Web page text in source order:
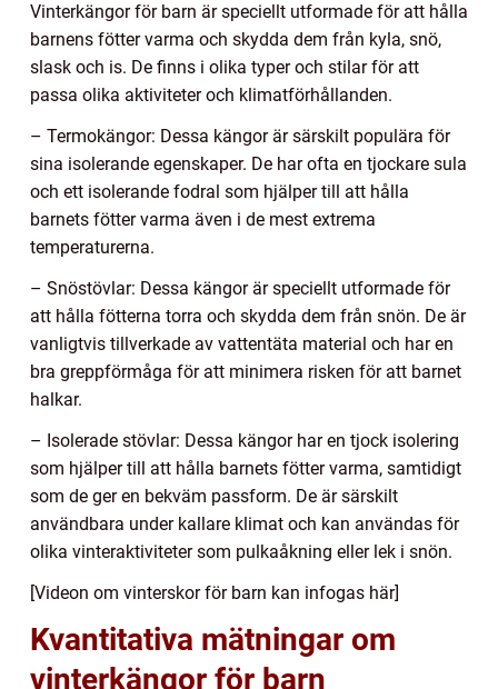
Vinterkängor för barn är speciellt utformade för att hålla
barnens fötter varma och skydda dem från kyla, snö,
slask och is. De finns i olika typer och stilar för att
passa olika aktiviteter och klimatförhållanden.
– Termokängor: Dessa kängor är särskilt populära för
sina isolerande egenskaper. De har ofta en tjockare sula
och ett isolerande fodral som hjälper till att hålla
barnets fötter varma även i de mest extrema
temperaturerna.
– Snöstövlar: Dessa kängor är speciellt utformade för
att hålla fötterna torra och skydda dem från snön. De är
vanligtvis tillverkade av vattentäta material och har en
bra greppförmåga för att minimera risken för att barnet
halkar.
– Isolerade stövlar: Dessa kängor har en tjock isolering
som hjälper till att hålla barnets fötter varma, samtidigt
som de ger en bekväm passform. De är särskilt
användbara under kallare klimat och kan användas för
olika vinteraktiviteter som pulkaåkning eller lek i snön.
[Videon om vinterskor för barn kan infogas här]
Kvantitativa mätningar om
vinterkängor för barn